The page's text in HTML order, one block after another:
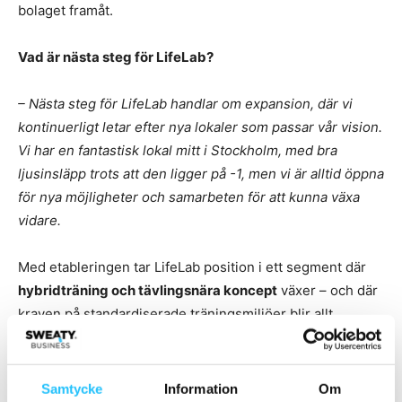
Samtycke Information Om
bolaget framåt.
Vad är nästa steg för LifeLab?
– Nästa steg för LifeLab handlar om expansion, där vi
kontinuerligt letar efter nya lokaler som passar vår vision.
Vi har en fantastisk lokal mitt i Stockholm, med bra
ljusinsläpp trots att den ligger på -1, men vi är alltid öppna
för nya möjligheter och samarbeten för att kunna växa
vidare.
Med etableringen tar LifeLab position i ett segment där
hybridträning och tävlingsnära koncept växer – och där
kraven på standardiserade träningsmiljöer blir allt
tydligare.